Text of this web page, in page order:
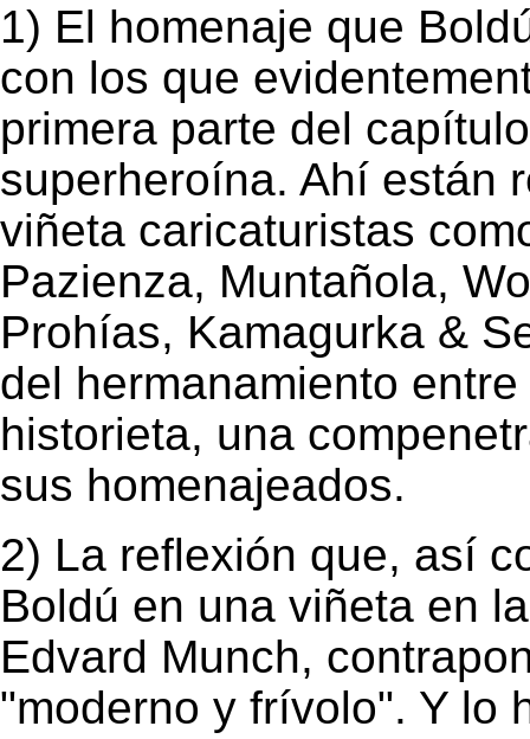
1) El homenaje que
con los que
primera parte del
superheroína. Ahí están
viñeta caricaturistas
Pazienza, Muntañola,
Prohías, Kamagurka &
del hermanamiento
historieta, una
sus homenajeados.
2) La reflexión que, así
Boldú en una viñeta en
Edvard Munch,
"moderno y frívolo". Y lo